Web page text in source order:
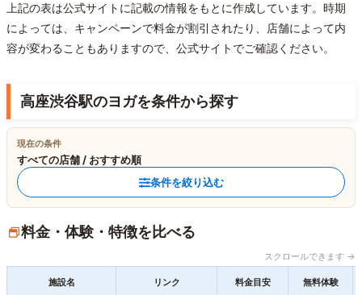
上記の表は公式サイトに記載の情報をもとに作成しています。時期
によっては、キャンペーンで料金が割引されたり、店舗によって内
容が変わることもありますので、公式サイトでご確認ください。
高座渋谷駅のヨガを条件から探す
現在の条件
すべての店舗 / おすすめ順
条件を絞り込む
料金・体験・特徴を比べる
スクロールできます →
施設名 リンク 料金目安 無料体験